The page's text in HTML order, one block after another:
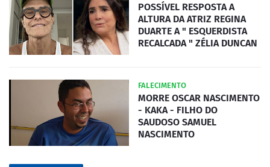
POSSÍVEL RESPOSTA A
ALTURA DA ATRIZ REGINA
DUARTE A " ESQUERDISTA
RECALCADA " ZÉLIA DUNCAN
FALECIMENTO
MORRE OSCAR NASCIMENTO
- KAKA - FILHO DO
SAUDOSO SAMUEL
NASCIMENTO